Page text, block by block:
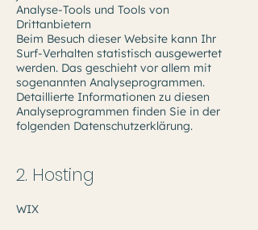
Analyse-Tools und Tools von
Drittanbietern
Beim Besuch dieser Website kann Ihr
Surf-Verhalten statistisch ausgewertet
werden. Das geschieht vor allem mit
sogenannten Analyseprogrammen.
Detaillierte Informationen zu diesen
Analyseprogrammen finden Sie in der
folgenden Datenschutzerklärung.
2. Hosting
WIX